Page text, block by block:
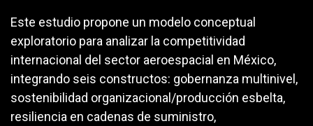
Este estudio propone un modelo conceptual
exploratorio para analizar la competitividad
internacional del sector aeroespacial en México,
integrando seis constructos: gobernanza multinivel,
sostenibilidad organizacional/producción esbelta,
resiliencia en cadenas de suministro,